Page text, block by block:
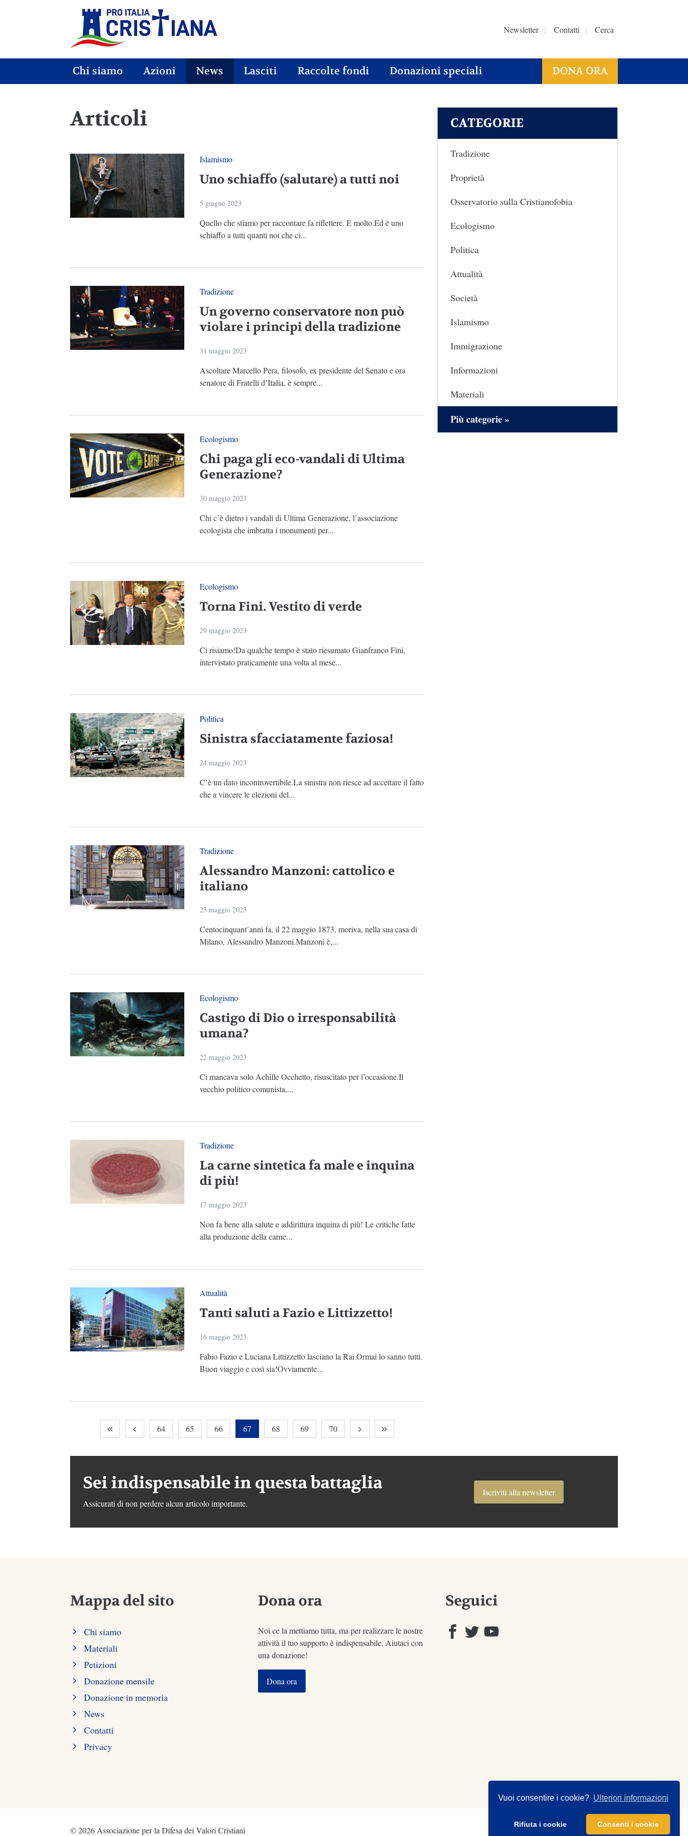
Vuoi consentire i cookie? Ulteriori informazioni
Rifiuta i cookie Consenti i cookie
Newsletter Contatti Cerca
Chi siamo Azioni News Lasciti Raccolte fondi Donazioni speciali DONA ORA
Articoli
Islamismo
Uno schiaffo (salutare) a tutti noi
5 giugno 2023
Quello che stiamo per raccontare fa riflettere. E molto.Ed è uno
schiaffo a tutti quanti noi che ci...
Tradizione
Un governo conservatore non può
violare i principi della tradizione
31 maggio 2023
Ascoltare Marcello Pera, filosofo, ex presidente del Senato e ora
senatore di Fratelli d’Italia, è sempre...
Ecologismo
Chi paga gli eco-vandali di Ultima
Generazione?
30 maggio 2023
Chi c’è dietro i vandali di Ultima Generazione, l’associazione
ecologista che imbratta i monumenti per...
Ecologismo
Torna Fini. Vestito di verde
29 maggio 2023
Ci risiamo!Da qualche tempo è stato riesumato Gianfranco Fini,
intervistato praticamente una volta al mese...
Politica
Sinistra sfacciatamente faziosa!
24 maggio 2023
C’è un dato incontrovertibile.La sinistra non riesce ad accettare il fatto
che a vincere le elezioni del...
Tradizione
Alessandro Manzoni: cattolico e
italiano
23 maggio 2023
Centocinquant’anni fa, il 22 maggio 1873, moriva, nella sua casa di
Milano, Alessandro Manzoni.Manzoni è,...
Ecologismo
Castigo di Dio o irresponsabilità
umana?
22 maggio 2023
Ci mancava solo Achille Occhetto, risuscitato per l’occasione.Il
vecchio politico comunista,...
Tradizione
La carne sintetica fa male e inquina
di più!
17 maggio 2023
Non fa bene alla salute e addirittura inquina di più! Le critiche fatte
alla produzione della carne...
Attualità
Tanti saluti a Fazio e Littizzetto!
16 maggio 2023
Fabio Fazio e Luciana Littizzetto lasciano la Rai.Ormai lo sanno tutti.
Buon viaggio e così sia!Ovviamente...
64 65 66 67 68 69 70
CATEGORIE
Tradizione
Proprietà
Osservatorio sulla Cristianofobia
Ecologismo
Politica
Attualità
Società
Islamismo
Immigrazione
Informazioni
Materiali
Più categorie »
Sei indispensabile in questa battaglia
Assicurati di non perdere alcun articolo importante.
Iscriviti alla newsletter
Mappa del sito
Chi siamo
Materiali
Petizioni
Donazione mensile
Donazione in memoria
News
Contatti
Privacy
Dona ora
Noi ce la mettiamo tutta, ma per realizzare le nostre
attività il tuo supporto è indispensabile. Aiutaci con
una donazione!
Dona ora
Seguici
© 2026 Associazione per la Difesa dei Valori Cristiani